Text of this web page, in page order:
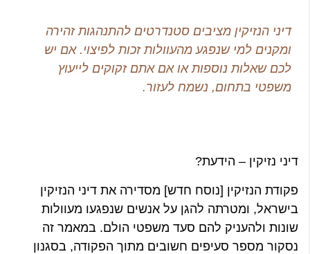
דיני הנזיקין מציבים סטנדרטים להתנהגות זהירה
ומקנים למי שנפגע מהעוולות זכות לפיצוי. אם יש
לכם שאלות נוספות או אם אתם זקוקים לייעוץ
משפטי בתחום, נשמח לעזור.
דיני נזיקין – הידעת?
פקודת הנזיקין [נוסח חדש] מסדירה את דיני הנזיקין
בישראל, ומטרתה להגן על אנשים שנפגעו מעוולות
שונות ולהעניק להם סעד משפטי הולם. במאמר זה
נסקור מספר סעיפים חשובים מתוך הפקודה, בסגנון